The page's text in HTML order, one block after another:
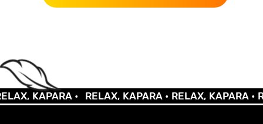
KAPARA • RELAX, KAPARA •RELAX, KAPARA •